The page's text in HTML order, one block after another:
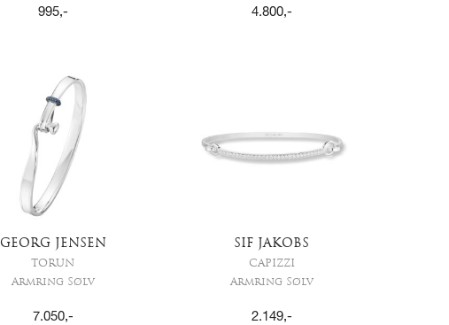
995,- 4.800,-
GEORG JENSEN
TORUN
Armring Sølv
7.050,-
SIF JAKOBS
CAPIZZI
Armring Sølv
2.149,-